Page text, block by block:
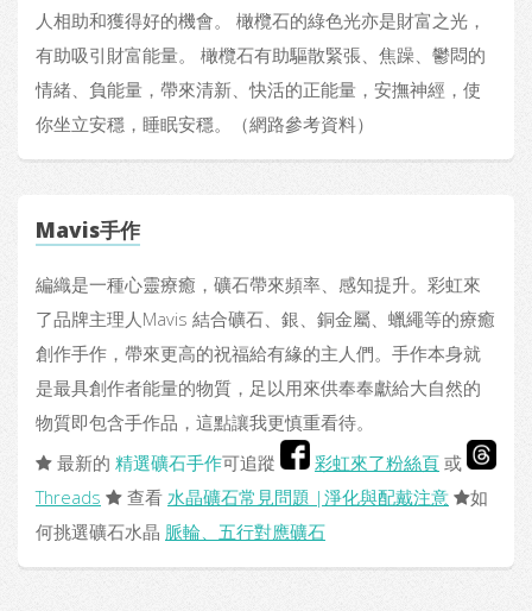
人相助和獲得好的機會。 橄欖石的綠色光亦是財富之光，
有助吸引財富能量。 橄欖石有助驅散緊張、焦躁、鬱悶的
情緒、負能量，帶來清新、快活的正能量，安撫神經，使
你坐立安穩，睡眠安穩。（網路參考資料）
Mavis手作
編織是一種心靈療癒，礦石帶來頻率、感知提升。彩虹來
了品牌主理人Mavis 結合礦石、銀、銅金屬、蠟繩等的療癒
創作手作，帶來更高的祝福給有緣的主人們。手作本身就
是最具創作者能量的物質，足以用來供奉奉獻給大自然的
物質即包含手作品，這點讓我更慎重看待。
最新的 精選礦石手作可追蹤 彩虹來了粉絲頁 或
Threads
查看 水晶礦石常見問題 |淨化與配戴注意
如
何挑選礦石水晶 脈輪、五行對應礦石